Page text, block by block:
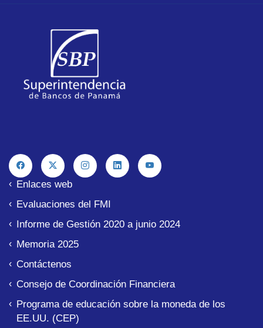
Enlaces web
Evaluaciones del FMI
Informe de Gestión 2020 a junio 2024
Memoria 2025
Contáctenos
Consejo de Coordinación Financiera
Programa de educación sobre la moneda de los
EE.UU. (CEP)